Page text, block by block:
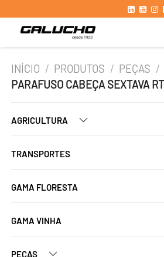
INÍCIO / PRODUTOS / PEÇAS /
PARAFUSO CABEÇA SEXTAVA
AGRICULTURA
TRANSPORTES
GAMA FLORESTA
GAMA VINHA
PEÇAS